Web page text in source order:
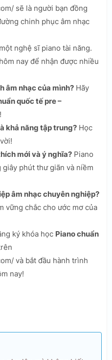
sẽ là người bạn đồng
chinh phục âm nhạc
nghệ sĩ piano tài năng.
nay để nhận được nhiều
âm nhạc của mình? Hãy
quốc tế pre –
khả năng tập trung? Học
mới và ý nghĩa? Piano
phút thư giãn và niềm
âm nhạc chuyên nghiệp?
vững chắc cho ước mơ của
ký khóa học Piano chuẩn
và bắt đầu hành trình
nay!